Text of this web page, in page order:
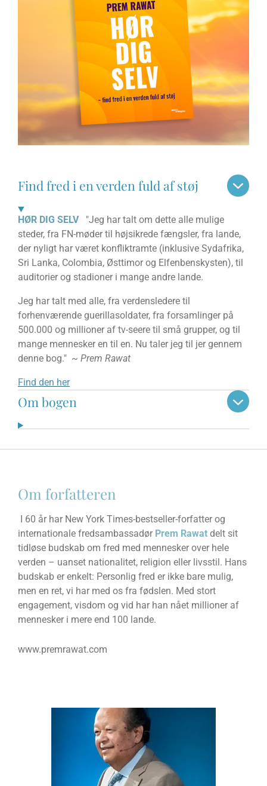
Find fred i en verden fuld af støj
HØR DIG SELV
"Jeg har talt om dette alle mulige
steder, fra FN-møder til højsikrede fængsler, fra lande,
der nyligt har været konfliktramte (inklusive Sydafrika,
Sri Lanka, Colombia, Østtimor og Elfenbenskysten), til
auditorier og stadioner i mange andre lande.
Jeg har talt med alle, fra verdensledere til
forhenværende guerillasoldater, fra forsamlinger på
500.000 og millioner af tv-seere til små grupper, og til
mange mennesker en til en. Nu taler jeg til jer gennem
denne bog." ~ Prem Rawat
Find den her
Om bogen
Om forfatteren
I 60 år har New York Times-bestseller-forfatter og
internationale fredsambassadør Prem Rawat delt sit
tidløse budskab om fred med mennesker over hele
verden – uanset nationalitet, religion eller livsstil. Hans
budskab er enkelt: Personlig fred er ikke bare mulig,
men en ret, vi har med os fra fødslen. Med stort
engagement, visdom og vid har han nået millioner af
mennesker i mere end 100 lande.
www.premrawat.com